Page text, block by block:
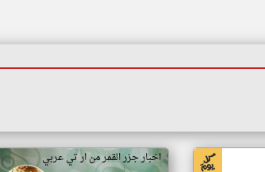
اخبار جزر القمر من ار تي عربي